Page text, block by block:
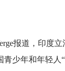
报道，印度
少年和年轻人